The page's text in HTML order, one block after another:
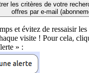
les critères de votre
offres par e-mail
et évitez de ressaisir
visite ! Pour cela,
» :